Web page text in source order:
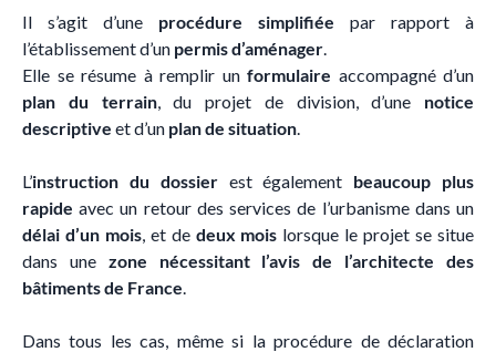
Il s’agit d’une procédure simplifiée par rapport à
l’établissement d’un permis d’aménager.
Elle se résume à remplir un formulaire accompagné d’un
plan du terrain, du projet de division, d’une notice
descriptive et d’un plan de situation.
L’instruction du dossierest également beaucoup plus
rapide avec un retour des services de l’urbanisme dans un
délai d’un mois, et de deux mois lorsque le projet se situe
dans une zone nécessitant l’avis de l’architecte des
bâtiments de France.
Dans tous les cas, même si la procédure de déclaration